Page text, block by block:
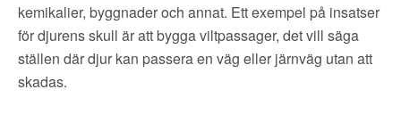
kemikalier, byggnader och annat. Ett exempel på insatser
för djurens skull är att bygga viltpassager, det vill säga
ställen där djur kan passera en väg eller järnväg utan att
skadas.